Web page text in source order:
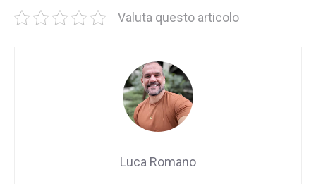
Valuta questo articolo
Luca Romano